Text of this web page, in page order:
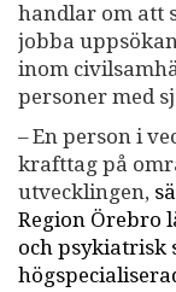
handlar om att
jobba
inom
personer med
– En person i
krafttag på
utvecklingen,
Region Örebro
och psykiatrisk